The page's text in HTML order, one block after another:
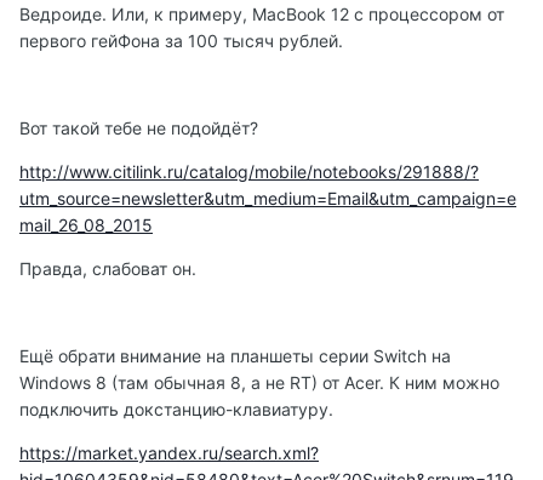
Ведроиде. Или, к примеру, MacBook 12 с процессором от
первого гейФона за 100 тысяч рублей.
Вот такой тебе не подойдёт?
http://www.citilink.ru/catalog/mobile/notebooks/291888/?
utm_source=newsletter&utm_medium=Email&utm_campaign=e
mail_26_08_2015
Правда, слабоват он.
Ещё обрати внимание на планшеты серии Switch на
Windows 8 (там обычная 8, а не RT) от Acer. К ним можно
подключить докстанцию-клавиатуру.
https://market.yandex.ru/search.xml?